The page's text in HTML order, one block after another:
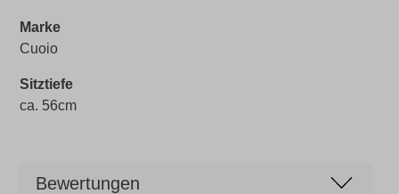
Marke
Cuoio
Sitztiefe
ca. 56cm
Bewertungen